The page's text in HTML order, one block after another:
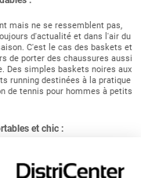
mais ne se ressemblent pas,
d'actualité et dans l'air du
C'est le cas des baskets et
de porter des chaussures aussi
Des simples baskets noires aux
running destinées à la pratique
de tennis pour hommes à petits
et chic :
résistantes ? Vous êtes un